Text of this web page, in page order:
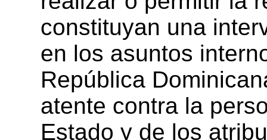
constituyan una
en los asuntos
República
atente contra la
Estado y de los